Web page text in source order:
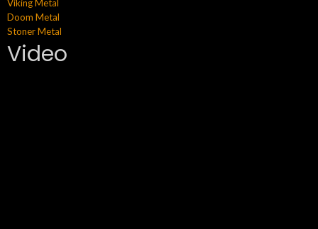
Viking Metal
Doom Metal
Stoner Metal
Video